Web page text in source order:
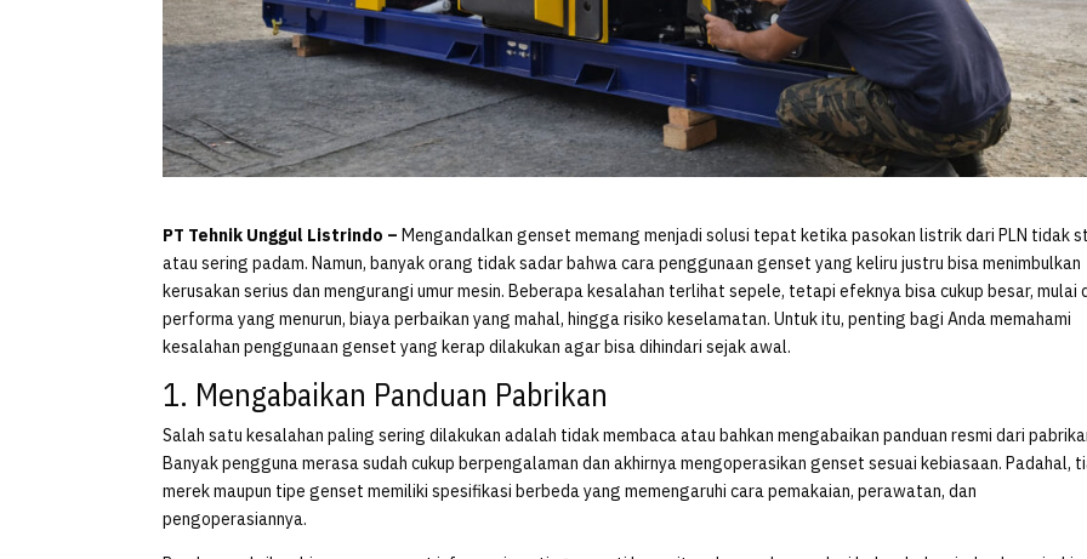
PT Tehnik Unggul Listrindo –Mengandalkan genset memang menjadi solusi tepat ketika pasokan listrik dari PLN tidak
atau sering padam. Namun, banyak orang tidak sadar bahwa cara penggunaan genset yang keliru justru bisa menimbulkan
kerusakan serius dan mengurangi umur mesin. Beberapa kesalahan terlihat sepele, tetapi efeknya bisa cukup besar, mulai
performa yang menurun, biaya perbaikan yang mahal, hingga risiko keselamatan. Untuk itu, penting bagi Anda memahami
kesalahan penggunaan genset yang kerap dilakukan agar bisa dihindari sejak awal.
1. Mengabaikan Panduan Pabrikan
Salah satu kesalahan paling sering dilakukan adalah tidak membaca atau bahkan mengabaikan panduan resmi dari
Banyak pengguna merasa sudah cukup berpengalaman dan akhirnya mengoperasikan genset sesuai kebiasaan. Padahal,
merek maupun tipe genset memiliki spesifikasi berbeda yang memengaruhi cara pemakaian, perawatan, dan
pengoperasiannya.